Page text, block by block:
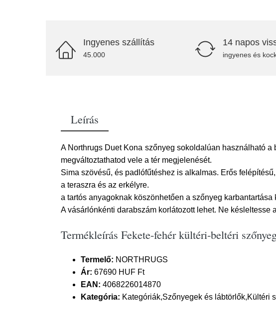
Ingyenes szállítás
45.000
14 napos
ingyenes és
Leírás
A Northrugs Duet Kona szőnyeg sokoldalúan használható
megváltoztathatod vele a tér megjelenését.
Sima szövésű, és padlófűtéshez is alkalmas. Erős
a teraszra és az erkélyre.
a tartós anyagoknak köszönhetően a szőnyeg karbantartása
A vásárlónkénti darabszám korlátozott lehet. Ne
Termékleírás Fekete-fehér kültéri-beltéri
Termelő: NORTHRUGS
Ár: 67690 HUF Ft
EAN: 4068226014870
Kategória: Kategóriák,Szőnyegek és lábtörlők,Kültéri